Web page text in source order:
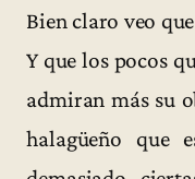
Bien claro veo
Y que los pocos
admiran más su
halagüeño que